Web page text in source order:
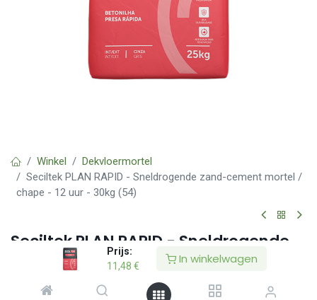
Prijs:
11,48 € In winkelwagen
Winkel
Dekvloermortel
Seciltek PLAN RAPID - Sneldrogende zand-cement mortel /
chape - 12 uur - 30kg (54)
Seciltek PLAN RAPID - Sneldrogende
zand-cement mortel / chape - 12 uur
- 30kg (54)